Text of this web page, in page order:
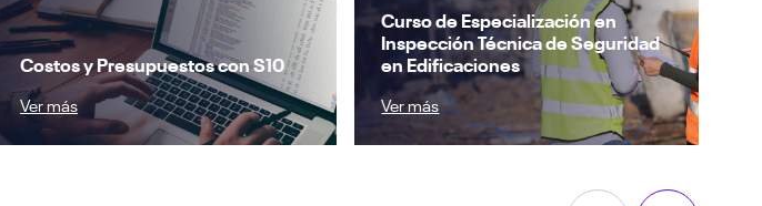
Costos y Presupuestos con S10
Ver más
Curso de Especialización en
Inspección Técnica de Seguridad
en Edificaciones
Ver más